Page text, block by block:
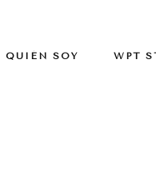
QUIÉN SOY WPT